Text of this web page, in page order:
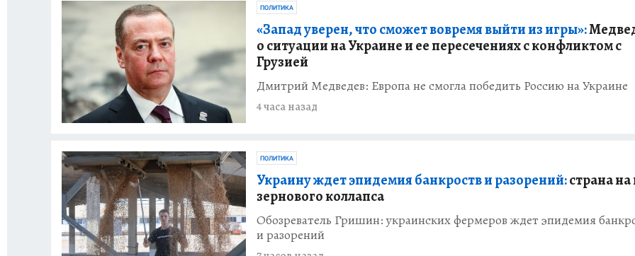
ПОЛИТИКА
«Запад уверен, что сможет вовремя выйти из игры»:
о ситуации на Украине и ее пересечениях с конфликтом с
Грузией
Дмитрий Медведев: Европа не смогла победить Россию на Украине
4 часа назад
ПОЛИТИКА
Украину ждет эпидемия банкроств и разорений:страна
зернового коллапса
Обозреватель Гришин: украинских фермеров ждет эпидемия
и разорений